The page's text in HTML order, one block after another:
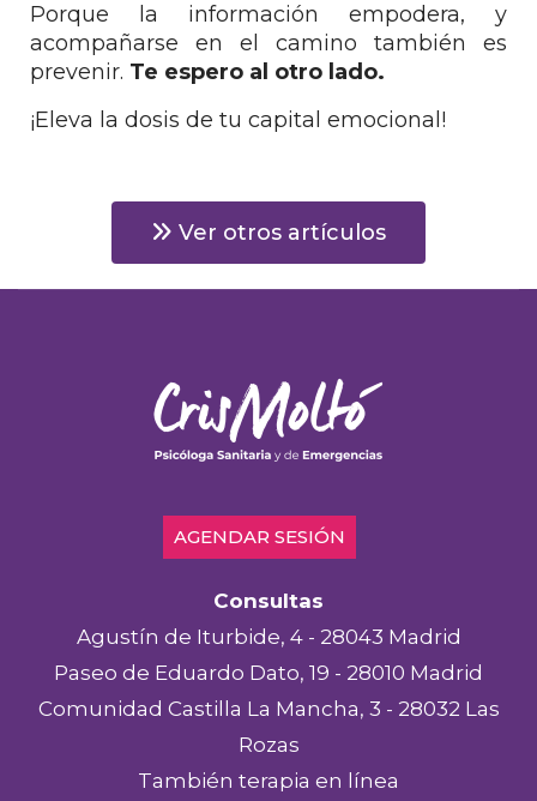
Porque la información empodera, y
acompañarse en el camino también es
prevenir. Te espero al otro lado.
¡Eleva la dosis de tu capital emocional!
Ver otros artículos
AGENDAR SESIÓN
Consultas
Agustín de Iturbide, 4 - 28043 Madrid
Paseo de Eduardo Dato, 19 - 28010 Madrid
Comunidad Castilla La Mancha, 3 - 28032 Las
Rozas
También terapia en línea